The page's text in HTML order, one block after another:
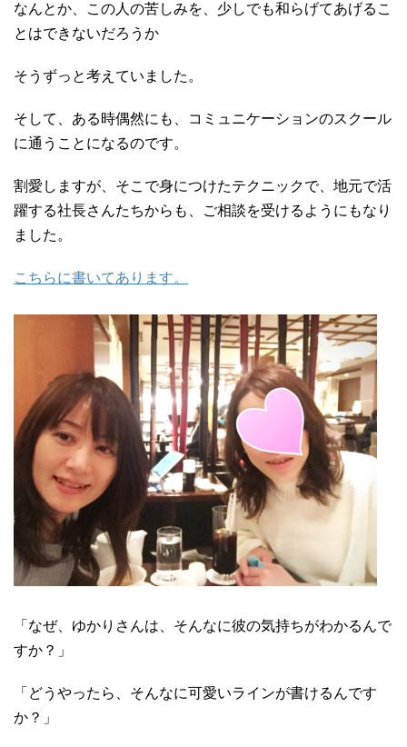
なんとか、この人の苦しみを、少しでも和らげてあげるこ
とはできないだろうか
そうずっと考えていました。
そして、ある時偶然にも、コミュニケーションのスクール
に通うことになるのです。
割愛しますが、そこで身につけたテクニックで、地元で活
躍する社長さんたちからも、ご相談を受けるようにもなり
ました。
こちらに書いてあります。
「なぜ、ゆかりさんは、そんなに彼の気持ちがわかるんで
すか？」
「どうやったら、そんなに可愛いラインが書けるんです
か？」